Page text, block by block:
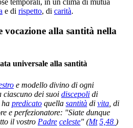
temporali, in un clima di mutua
e di rispetto, di carità.
vocazione alla santità nella
universale alla santità
e modello divino di ogni
ciascuno dei suoi discepoli di
ha predicato quella santità di vita, di
e perfezionatore: "Siate dunque
il vostro Padre celeste" (Mt 5,48 )